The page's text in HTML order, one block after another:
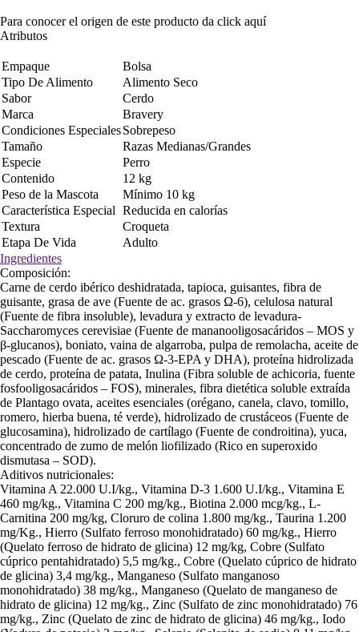
Para conocer el origen de este producto da click aquí
Atributos
Empaque
Bolsa
Tipo De Alimento
Alimento Seco
Sabor
Cerdo
Marca
Bravery
Condiciones EspecialesSobrepeso
Tamaño
Razas Medianas/Grandes
Especie
Perro
Contenido
12 kg
Peso de la Mascota
Mínimo 10 kg
Característica Especial Reducida en calorías
Textura
Croqueta
Etapa De Vida
Adulto
Ingredientes
Composición:
Carne de cerdo ibérico deshidratada, tapioca, guisantes, fibra de
guisante, grasa de ave (Fuente de ac. grasos Ω-6), celulosa natural
(Fuente de fibra insoluble), levadura y extracto de levadura-
Saccharomyces cerevisiae (Fuente de mananooligosacáridos – MOS y
β-glucanos), boniato, vaina de algarroba, pulpa de remolacha, aceite de
pescado (Fuente de ac. grasos Ω-3-EPA y DHA), proteína hidrolizada
de cerdo, proteína de patata, Inulina (Fibra soluble de achicoria, fuente
fosfooligosacáridos – FOS), minerales, fibra dietética soluble extraída
de Plantago ovata, aceites esenciales (orégano, canela, clavo, tomillo,
romero, hierba buena, té verde), hidrolizado de crustáceos (Fuente de
glucosamina), hidrolizado de cartílago (Fuente de condroitina), yuca,
concentrado de zumo de melón liofilizado (Rico en superoxido
dismutasa – SOD).
Aditivos nutricionales:
Vitamina A 22.000 U.I/kg., Vitamina D-3 1.600 U.I/kg., Vitamina E
460 mg/kg., Vitamina C 200 mg/kg., Biotina 2.000 mcg/kg., L-
Carnitina 200 mg/kg, Cloruro de colina 1.800 mg/kg., Taurina 1.200
mg/Kg., Hierro (Sulfato ferroso monohidratado) 60 mg/kg., Hierro
(Quelato ferroso de hidrato de glicina) 12 mg/kg, Cobre (Sulfato
cúprico pentahidratado) 5,5 mg/kg., Cobre (Quelato cúprico de hidrato
de glicina) 3,4 mg/kg., Manganeso (Sulfato manganoso
monohidratado) 38 mg/kg., Manganeso (Quelato de manganeso de
hidrato de glicina) 12 mg/kg., Zinc (Sulfato de zinc monohidratado) 76
mg/kg., Zinc (Quelato de zinc de hidrato de glicina) 46 mg/kg., Iodo